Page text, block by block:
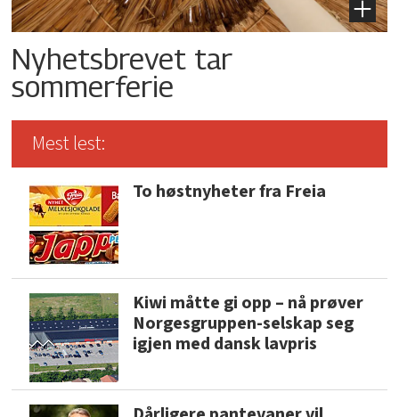
Nyhetsbrevet tar
sommerferie
Mest lest:
To høstnyheter fra Freia
Kiwi måtte gi opp – nå prøver
Norgesgruppen-selskap seg
igjen med dansk lavpris